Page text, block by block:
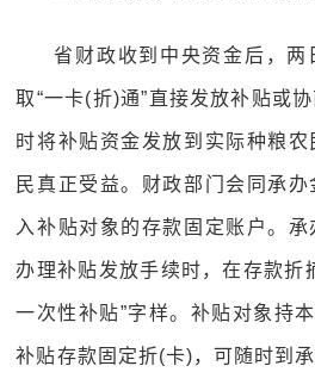
省财政收到中央资金后，两
取“一卡(折)通”直接发放补贴或
时将补贴资金发放到实际种粮
民真正受益。财政部门会同承
入补贴对象的存款固定账户。
办理补贴发放手续时，在存款折
一次性补贴”字样。补贴对象持
补贴存款固定折(卡)，可随时到